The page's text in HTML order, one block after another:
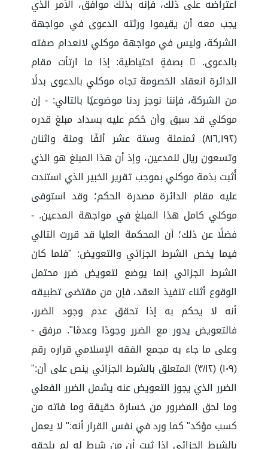
اعتراضه على ذلك، فإنه بذلك موافق، الأمر الذي
يجب معه أن يقيموا ورثته الدعوى في مواجهة
الشركة، وليس في مواجهة موكلي لانعدام صفته
بالدعوى.  بصفةٍ احتياطية: إذا ما ارتأت مقام
الدائرة انعقاد الخصومة تجاه موكلي بالدعوى بدلًا
من الشركة، فإننا نوجز ردنا موضوعيًا بالتالي: - إن
موكلي قد سبق وأن حُكم عليه بسداد مبلغ قدره
(٨١٦٫١٩٢) ثمنمئة وستة عشر ألفًا ومئة واثنان
وتسعون ريال للمدعين، وإذ أن هذا المبلغ هو الذي
أُثبت بذمة موكلي بموجب تقرير الخبير الذي استندت
عليه مقام الدائرة مصدرة الحكم؛ وقد استوفى
موكلي كامل هذا المبلغ في مواجهة المدعين. -
فضلًا عن ذلك؛ أن المحكمة العليا قد قررت التالي
فيما يخص الشرط الجزائي والتعويض: "فلما كان
الشرط الجزائي إنما يوضع لتعويض ضرر محتمل
الوقوع أثناء تنفيذ العقد، فإن من مقتضى تطبيقه
أنه لا يحكم به إذا تحقق عدم وجود الضرر،
فالتعويض يدور مع الضرر وجودًا وعدمًا". مرفق -
وعلى ما جاء به مجمع الفقه الإسلامي قراره رقم
(١٠٩) (٣/١٢) المتعلق بالشرط الجزائي ينص على أن:"
الضرر الذي يجوز التعويض عنه يشمل الضرر الفعلي
وما لحق المضرور من خسارة حقيقة وما فاته من
كسب مؤكد" كما ورد في نفس القرار أنه:" لا يعمل
بالشرط الجزائي إذا ثبت أن من شرط له لم يلحقه